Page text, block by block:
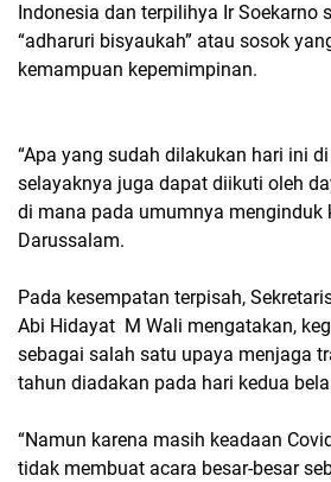
Indonesia dan terpilihya Ir Soekarno
“adharuri bisyaukah” atau sosok
kemampuan kepemimpinan.
“Apa yang sudah dilakukan hari ini
selayaknya juga dapat diikuti oleh
di mana pada umumnya menginduk
Darussalam.
Pada kesempatan terpisah,
Abi Hidayat M Wali mengatakan,
sebagai salah satu upaya menjaga
tahun diadakan pada hari kedua
“Namun karena masih keadaan
tidak membuat acara besar-besar